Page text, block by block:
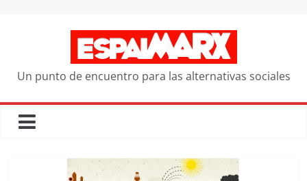
Un punto de encuentro para las alternativas sociales